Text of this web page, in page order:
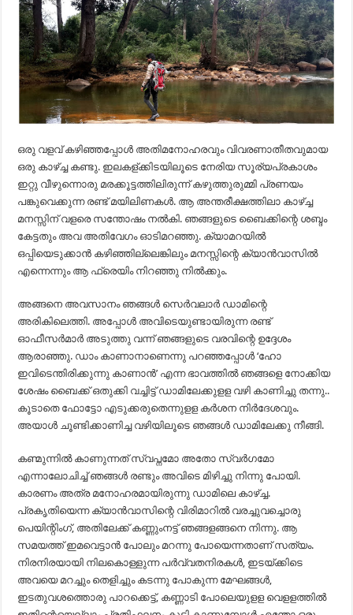
ഒരു വളവ് കഴിഞ്ഞപ്പോൾ അതിമനോഹരവും വിവരണാതീതവുമായ
ഒരു കാഴ്ച്ച കണ്ടു. ഇലകള്ക്കിടയിലൂടെ നേരിയ സൂര്യപ്രകാശം
ഇറ്റു വീഴുന്നൊരു മരക്കൂട്ടത്തിലിരുന്ന് കഴുത്തുരുമ്മി പ്രണയം
പങ്കുവെക്കുന്ന രണ്ട് മയിലിണകൾ. ആ അന്തരീക്ഷത്തിലാ കാഴ്ച്ച
മനസ്സിന് വളരെ സന്തോഷം നൽകി. ഞങ്ങളുടെ ബൈക്കിന്റെ ശബ്ദം
കേട്ടതും അവ അതിവേഗം ഓടിമറഞ്ഞു. ക്യാമറയിൽ
ഒപ്പിയെടുക്കാൻ കഴിഞ്ഞില്ലെങ്കിലും മനസ്സിന്റെ ക്യാൻവാസിൽ
എന്നെന്നും ആ ഫ്രെയിം നിറഞ്ഞു നിൽക്കും.
അങ്ങനെ അവസാനം ഞങ്ങൾ സെർവലാർ ഡാമിന്റെ
അരികിലെത്തി. അപ്പോൾ അവിടെയുണ്ടായിരുന്ന രണ്ട്
ഓഫീസർമാർ അടുത്തു വന്ന് ഞങ്ങളുടെ വരവിന്റെ ഉദ്ദേശം
ആരാഞ്ഞു. ഡാം കാണാനാണെന്നു പറഞ്ഞപ്പോൾ ‘ഹോ
ഇവിടെന്തിരിക്കുന്നു കാണാൻ’ എന്ന ഭാവത്തിൽ ഞങ്ങളെ നോക്കിയ
ശേഷം ബൈക്ക് ഒതുക്കി വച്ചിട്ട് ഡാമിലേക്കുളള വഴി കാണിച്ചു തന്നു..
കൂടാതെ ഫോട്ടോ എടുക്കരുതെന്നുളള കർശന നിർദേശവും.
അയാൾ ചൂണ്ടിക്കാണിച്ച വഴിയിലൂടെ ഞങ്ങൾ ഡാമിലേക്കു നീങ്ങി.
കണ്മുന്നിൽ കാണുന്നത് സ്വപ്നമോ അതോ സ്വർഗമോ
എന്നാലോചിച്ച് ഞങ്ങൾ രണ്ടും അവിടെ മിഴിച്ചു നിന്നു പോയി.
കാരണം അത്ര മനോഹരമായിരുന്നു ഡാമിലെ കാഴ്ച്ച.
പ്രകൃതിയെന്ന ക്യാൻവാസിന്റെ വിരിമാറിൽ വരച്ചുവച്ചൊരു
പെയിന്റിംഗ്, അതിലേക്ക് കണ്ണുംനട്ട് ഞങ്ങളങ്ങനെ നിന്നു. ആ
സമയത്ത് ഇമവെട്ടാൻ പോലും മറന്നു പോയെന്നതാണ് സത്യം.
നിരനിരയായി നിലകൊള്ളുന്ന പർവ്വതനിരകൾ, ഇടയ്ക്കിടെ
അവയെ മറച്ചും തെളിച്ചും കടന്നു പോകുന്ന മേഘങ്ങൾ,
ഇടതുവശത്തൊരു പാറക്കെട്ട്, കണ്ണാടി പോലെയുളള വെളളത്തിൽ